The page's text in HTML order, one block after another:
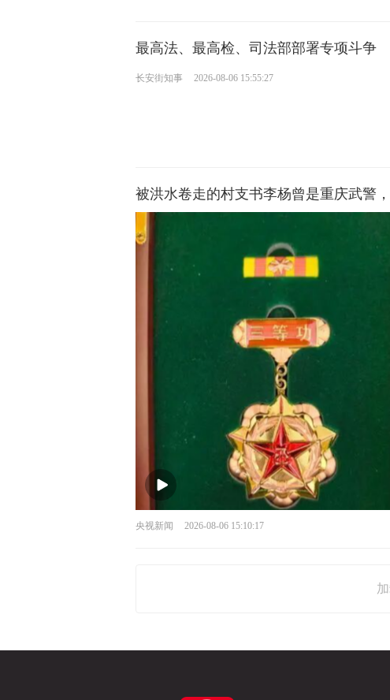
最高法、最高检、司法部部署专项斗争
长安街知事 2026-08-06 15:55:27
被洪水卷走的村支书李杨曾是重庆武警
央视新闻 2026-08-06 15:10:17